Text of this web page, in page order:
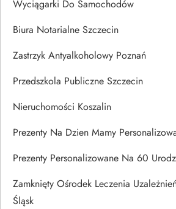
Wyciągarki Do Samochodów
Biura Notarialne Szczecin
Zastrzyk Antyalkoholowy Poznań
Przedszkola Publiczne Szczecin
Nieruchomości Koszalin
Prezenty Na Dzien Mamy
Prezenty Personalizowane Na 60
Zamknięty Ośrodek Leczenia
Śląsk